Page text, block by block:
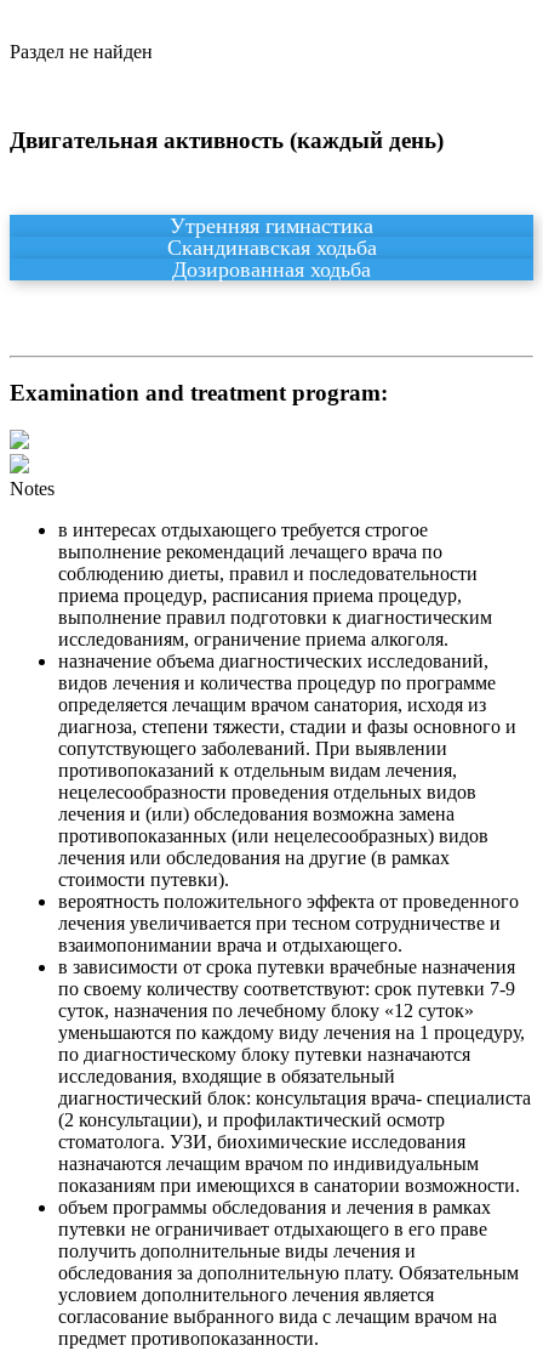
Раздел не найден
Двигательная активность (каждый день)
Утренняя гимнастика
Скандинавская ходьба
Дозированная ходьба
Examination and treatment program:
Notes
в интересах отдыхающего требуется строгое
выполнение рекомендаций лечащего врача по
соблюдению диеты, правил и последовательности
приема процедур, расписания приема процедур,
выполнение правил подготовки к диагностическим
исследованиям, ограничение приема алкоголя.
назначение объема диагностических исследований,
видов лечения и количества процедур по программе
определяется лечащим врачом санатория, исходя из
диагноза, степени тяжести, стадии и фазы основного и
сопутствующего заболеваний. При выявлении
противопоказаний к отдельным видам лечения,
нецелесообразности проведения отдельных видов
лечения и (или) обследования возможна замена
противопоказанных (или нецелесообразных) видов
лечения или обследования на другие (в рамках
стоимости путевки).
вероятность положительного эффекта от проведенного
лечения увеличивается при тесном сотрудничестве и
взаимопонимании врача и отдыхающего.
в зависимости от срока путевки врачебные назначения
по своему количеству соответствуют: срок путевки 7-9
суток, назначения по лечебному блоку «12 суток»
уменьшаются по каждому виду лечения на 1 процедуру,
по диагностическому блоку путевки назначаются
исследования, входящие в обязательный
диагностический блок: консультация врача- специалиста
(2 консультации), и профилактический осмотр
стоматолога. УЗИ, биохимические исследования
назначаются лечащим врачом по индивидуальным
показаниям при имеющихся в санатории возможности.
объем программы обследования и лечения в рамках
путевки не ограничивает отдыхающего в его праве
получить дополнительные виды лечения и
обследования за дополнительную плату. Обязательным
условием дополнительного лечения является
согласование выбранного вида с лечащим врачом на
предмет противопоказанности.